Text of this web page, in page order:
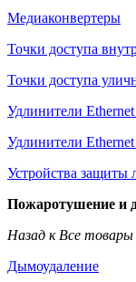
Медиаконвертеры
Точки доступа
Точки доступа
Удлинители
Удлинители Ethernet
Устройства защиты
Пожаротушение и
Назад к Все товары
Дымоудаление